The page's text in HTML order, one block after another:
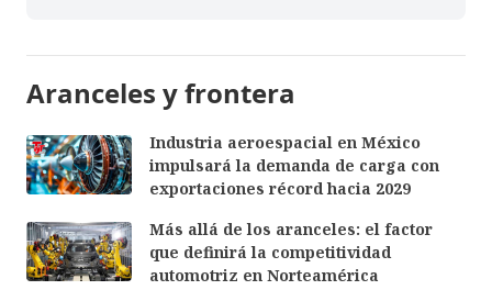
Aranceles y frontera
Industria aeroespacial en México
impulsará la demanda de carga con
exportaciones récord hacia 2029
Más allá de los aranceles: el factor
que definirá la competitividad
automotriz en Norteamérica